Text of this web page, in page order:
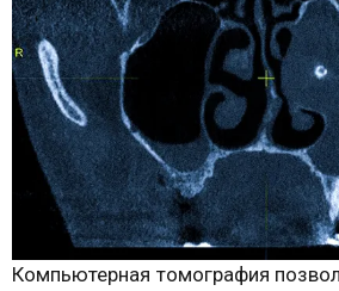
Компьютерная томография